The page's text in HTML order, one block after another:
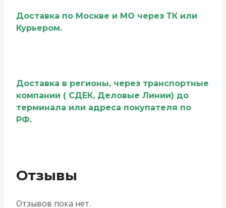
Доставка по Москве и МО через ТК или
Курьером.
Доставка в регионы, через транспортные
компании ( СДЕК, Деловые Линии) до
терминала или адреса покупателя по
РФ.
Отзывы
Отзывов пока нет.